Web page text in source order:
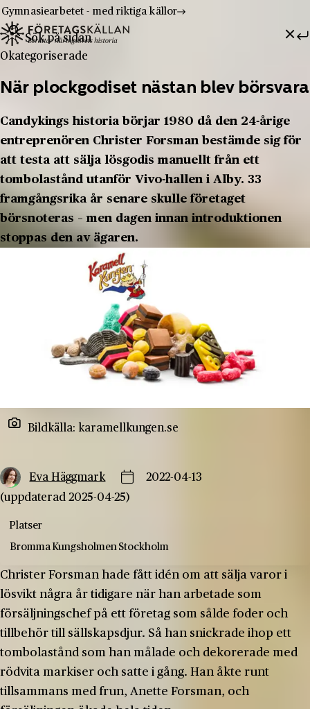
Hoppa till innehåll
Till innehåll
Gymnasiearbetet - med riktiga källor
Sök efter:
Okategoriserade
När plockgodiset nästan blev börsvara
Candykings historia börjar 1980 då den 24-årige
entreprenören Christer Forsman bestämde sig för
att testa att sälja lösgodis manuellt från ett
tombolastånd utanför Vivo-hallen i Alby. 33
framgångsrika år senare skulle företaget
börsnoteras – men dagen innan introduktionen
stoppas den av ägaren.
Bildkälla: karamellkungen.se
Eva Häggmark
2022-04-13
(uppdaterad 2025-04-25)
Platser
Bromma Kungsholmen Stockholm
Christer Forsman hade fått idén om att sälja varor i
lösvikt några år tidigare när han arbetade som
försäljningschef på ett företag som sålde foder och
tillbehör till sällskapsdjur. Så han snickrade ihop ett
tombolastånd som han målade och dekorerade med
rödvita markiser och satte i gång. Han åkte runt
tillsammans med frun, Anette Forsman, och